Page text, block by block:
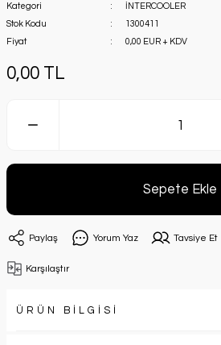
Kategori
İNTERCOOLER
Stok Kodu
1300411
Fiyat
0,00 EUR + KDV
0,00 TL
Sepete Ekle
Paylaş Yorum Yaz Tavsiye Et
Karşılaştır
ÜRÜN BİLGİSİ